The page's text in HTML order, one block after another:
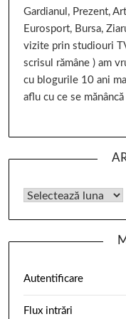
Gardianul, Prezent,
Eurosport, Bursa,
vizite prin studiouri
scrisul rămâne ) am
cu blogurile 10 ani
aflu cu ce se
Autentificare
Flux intrări